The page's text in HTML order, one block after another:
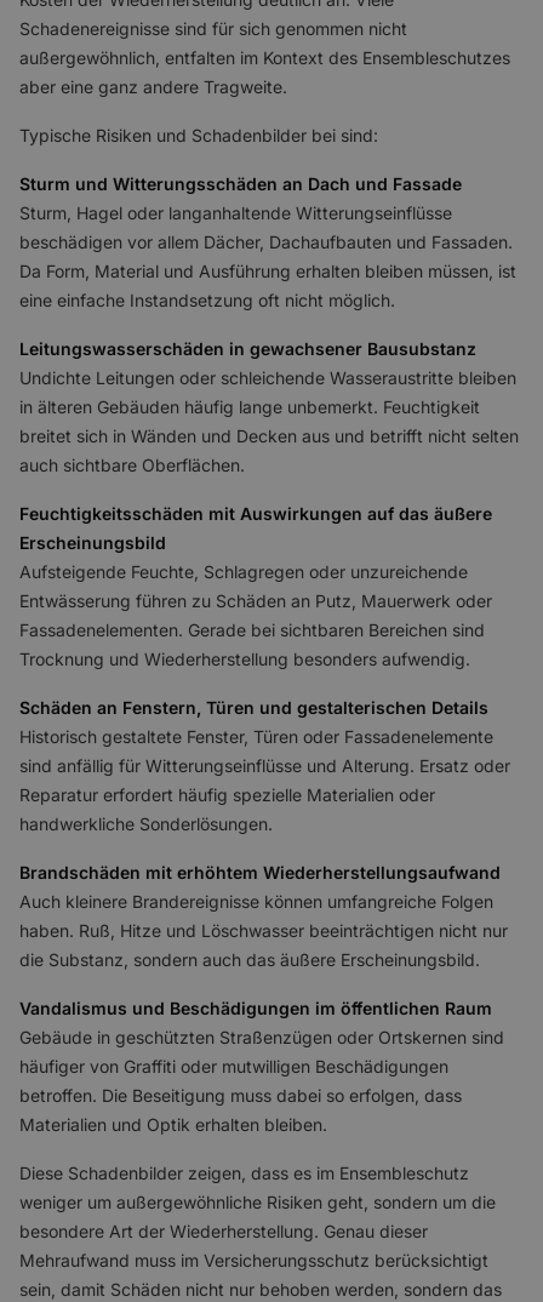
Schadenereignisse sind für sich genommen nicht
außergewöhnlich, entfalten im Kontext des Ensembleschutzes
aber eine ganz andere Tragweite.
Typische Risiken und Schadenbilder bei sind:
Sturm und Witterungsschäden an Dach und Fassade
Sturm, Hagel oder langanhaltende Witterungseinflüsse
beschädigen vor allem Dächer, Dachaufbauten und Fassaden.
Da Form, Material und Ausführung erhalten bleiben müssen, ist
eine einfache Instandsetzung oft nicht möglich.
Leitungswasserschäden in gewachsener Bausubstanz
Undichte Leitungen oder schleichende Wasseraustritte bleiben
in älteren Gebäuden häufig lange unbemerkt. Feuchtigkeit
breitet sich in Wänden und Decken aus und betrifft nicht selten
auch sichtbare Oberflächen.
Feuchtigkeitsschäden mit Auswirkungen auf das äußere
Erscheinungsbild
Aufsteigende Feuchte, Schlagregen oder unzureichende
Entwässerung führen zu Schäden an Putz, Mauerwerk oder
Fassadenelementen. Gerade bei sichtbaren Bereichen sind
Trocknung und Wiederherstellung besonders aufwendig.
Schäden an Fenstern, Türen und gestalterischen Details
Historisch gestaltete Fenster, Türen oder Fassadenelemente
sind anfällig für Witterungseinflüsse und Alterung. Ersatz oder
Reparatur erfordert häufig spezielle Materialien oder
handwerkliche Sonderlösungen.
Brandschäden mit erhöhtem Wiederherstellungsaufwand
Auch kleinere Brandereignisse können umfangreiche Folgen
haben. Ruß, Hitze und Löschwasser beeinträchtigen nicht nur
die Substanz, sondern auch das äußere Erscheinungsbild.
Vandalismus und Beschädigungen im öffentlichen Raum
Gebäude in geschützten Straßenzügen oder Ortskernen sind
häufiger von Graffiti oder mutwilligen Beschädigungen
betroffen. Die Beseitigung muss dabei so erfolgen, dass
Materialien und Optik erhalten bleiben.
Diese Schadenbilder zeigen, dass es im Ensembleschutz
weniger um außergewöhnliche Risiken geht, sondern um die
besondere Art der Wiederherstellung. Genau dieser
Mehraufwand muss im Versicherungsschutz berücksichtigt
sein, damit Schäden nicht nur behoben werden, sondern das